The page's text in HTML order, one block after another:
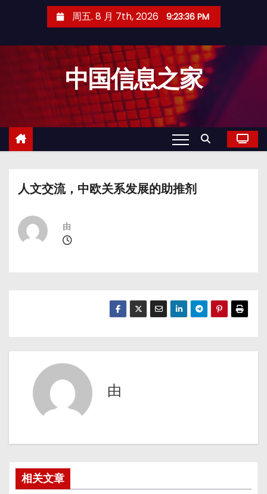
周五. 8 月 7th, 2026 9:23:36 PM
中国信息之家
人文交流，中欧关系发展的助推剂
由
由
相关文章